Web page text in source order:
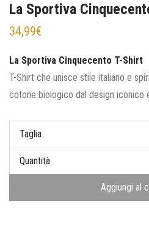
La Sportiva
34,99€
La Sportiva Cinquecento T-Shirt
T-Shirt che unisce stile italiano e
cotone biologico dal design iconico
Taglia
Quantità
Aggiungi al